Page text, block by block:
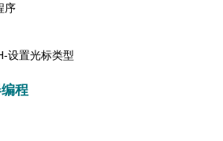
序
设置光标类型
程